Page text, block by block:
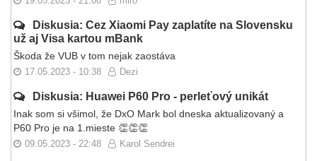
Diskusia: Cez Xiaomi Pay zaplatíte na Slovensku
už aj Visa kartou mBank
Škoda že VUB v tom nejak zaostáva
17.05.2023 - 10:38 Dezi
Diskusia: Huawei P60 Pro - perleťový unikát
Inak som si všimol, že DxO Mark bol dneska aktualizovaný a
P60 Pro je na 1.mieste 👏👏👏
09.05.2023 - 22:48 Karol Sendrei